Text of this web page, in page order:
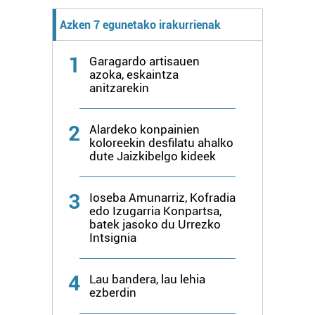
fitxategiak erabiltzen ditu. Zure esperientzia eta
zerbitzuak hobetzeko asmoz, cookie teknologiaz
baliatzen gara. Ohar hau onartuz gero, teknologia hori
erabiltzeko baimen esplizitua ematen diguzu.
Azken 7 egunetako irakurrienak
1
Garagardo artisauen
azoka, eskaintza
anitzarekin
2
Alardeko konpainien
koloreekin desfilatu ahalko
dute Jaizkibelgo kideek
3
Ioseba Amunarriz, Kofradia
edo Izugarria Konpartsa,
batek jasoko du Urrezko
Intsignia
4
Lau bandera, lau lehia
ezberdin